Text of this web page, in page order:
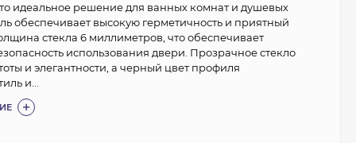
идеальное решение для ванных комнат и душевых
обеспечивает высокую герметичность и приятный
стекла 6 миллиметров, что обеспечивает
использования двери. Прозрачное стекло
и элегантности, а черный цвет профиля
и...